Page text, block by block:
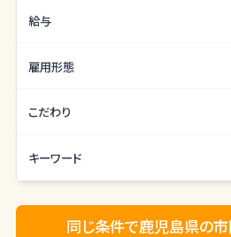
給与
雇用形態
こだわり
キーワード
同じ条件で鹿児島県の